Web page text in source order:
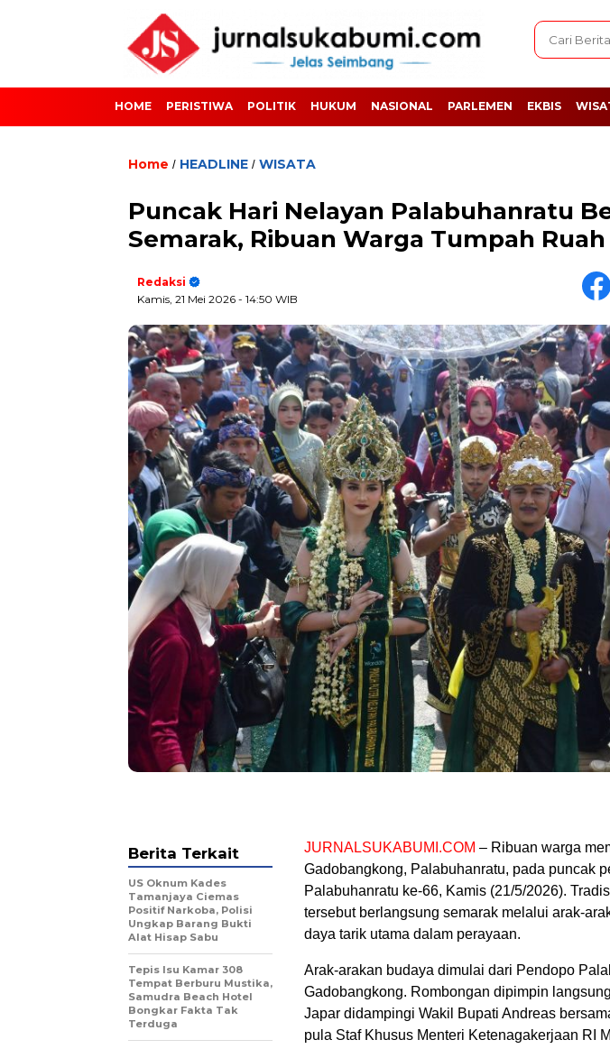
HOME PERISTIWA POLITIK HUKUM NASIONAL PARLEMEN EKBIS
Home / HEADLINE / WISATA
Puncak Hari Nelayan Palabuhanratu
Semarak, Ribuan Warga Tumpah Ruah
Redaksi
Kamis, 21 Mei 2026 - 14:50 WIB
JURNALSUKABUMI.COM – Ribuan warga
Gadobangkong, Palabuhanratu, pada puncak
Palabuhanratu ke-66, Kamis (21/5/2026).
tersebut berlangsung semarak melalui arak-
daya tarik utama dalam perayaan.
Arak-arakan budaya dimulai dari Pendopo
Gadobangkong. Rombongan dipimpin
Japar didampingi Wakil Bupati Andreas
pula Staf Khusus Menteri Ketenagakerjaan RI
Berita Terkait
US Oknum Kades
Tamanjaya Ciemas
Positif Narkoba, Polisi
Ungkap Barang Bukti
Alat Hisap Sabu
Tepis Isu Kamar 308
Tempat Berburu Mustika,
Samudra Beach Hotel
Bongkar Fakta Tak
Terduga